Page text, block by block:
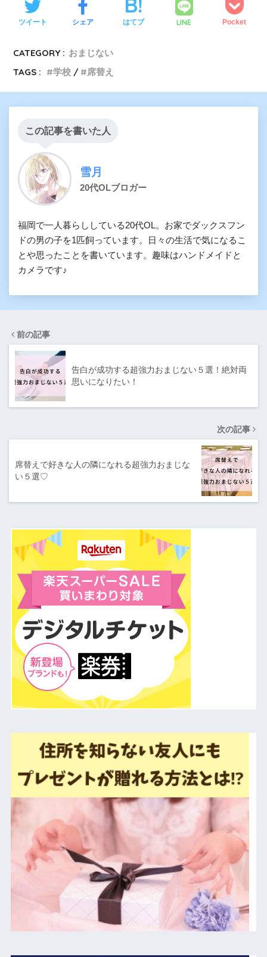
ツイート シェア はてブ LINE Pocket
CATEGORY : おまじない
TAGS :
学校 席替え
この記事を書いた人
雪月
20代OLブロガー
福岡で一人暮らししている20代OL。お家でダックスフン
ドの男の子を1匹飼っています。日々の生活で気になるこ
とや思ったことを書いています。趣味はハンドメイドと
カメラです♪
前の記事
告白が成功する超強力おまじない５選！絶対両
思いになりたい！
次の記事
席替えで好きな人の隣になれる超強力おまじな
い５選♡